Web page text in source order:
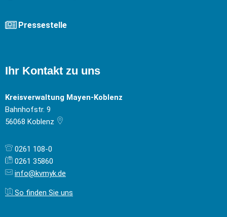
Pressestelle
Ihr Kontakt zu uns
Kreisverwaltung Mayen-Koblenz
Bahnhofstr. 9
56068 Koblenz
0261 108-0
0261 35860
info@kvmyk.de
So finden Sie uns